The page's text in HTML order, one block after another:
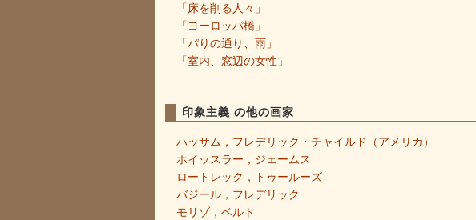
「床を削る人々」
「ヨーロッパ橋」
「パりの通り、雨」
「室内、窓辺の女性」
印象主義 の他の画家
ハッサム，フレデリック・チャイルド（アメリカ）
ホイッスラー，ジェームス
ロートレック，トゥールーズ
バジール，フレデリック
モリゾ，ベルト